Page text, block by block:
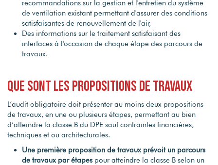
recommandations sur la gestion et l'entretien du système
de ventilation existant permettant d'assurer des conditions
satisfaisantes de renouvellement de l'air,
Des informations sur le traitement satisfaisant des
interfaces à l'occasion de chaque étape des parcours de
travaux.
Que sont les propositions de travaux
L’audit obligatoire doit présenter au moins deux propositions
de travaux, en une ou plusieurs étapes, permettant au bien
d’atteindre la classe B du DPE sauf contraintes financières,
techniques et ou architecturales.
Une première proposition de travaux prévoit un parcours
de travaux par étapes pour atteindre la classe B selon un